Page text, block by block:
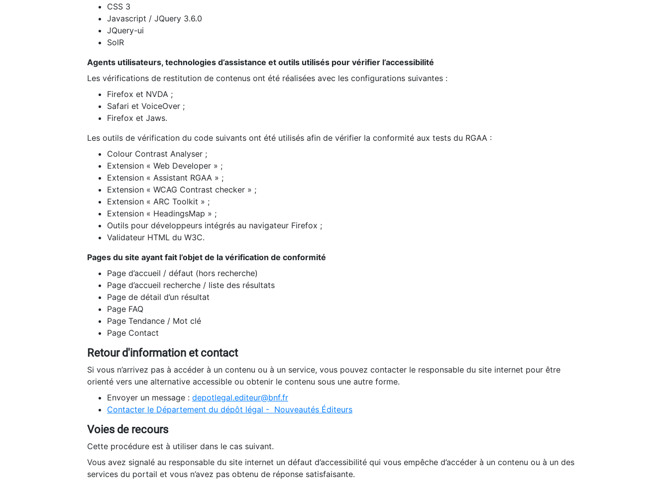
CSS 3
Javascript / JQuery 3.6.0
JQuery-ui
SolR
Agents utilisateurs, technologies d’assistance et outils utilisés pour vérifier l’accessibilité
Les vérifications de restitution de contenus ont été réalisées avec les configurations suivantes :
Firefox et NVDA ;
Safari et VoiceOver ;
Firefox et Jaws.
Les outils de vérification du code suivants ont été utilisés afin de vérifier la conformité aux tests du RGAA :
Colour Contrast Analyser ;
Extension « Web Developer » ;
Extension « Assistant RGAA » ;
Extension « WCAG Contrast checker » ;
Extension « ARC Toolkit » ;
Extension « HeadingsMap » ;
Outils pour développeurs intégrés au navigateur Firefox ;
Validateur HTML du W3C.
Pages du site ayant fait l’objet de la vérification de conformité
Page d’accueil / défaut (hors recherche)
Page d’accueil recherche / liste des résultats
Page de détail d’un résultat
Page FAQ
Page Tendance / Mot clé
Page Contact
Retour d'information et contact
Si vous n’arrivez pas à accéder à un contenu ou à un service, vous pouvez contacter le responsable du site internet pour être
orienté vers une alternative accessible ou obtenir le contenu sous une autre forme.
Envoyer un message : depotlegal.editeur@bnf.fr
Contacter le Département du dépôt légal - Nouveautés Éditeurs
Voies de recours
Cette procédure est à utiliser dans le cas suivant.
Vous avez signalé au responsable du site internet un défaut d’accessibilité qui vous empêche d’accéder à un contenu ou à un des
services du portail et vous n’avez pas obtenu de réponse satisfaisante.